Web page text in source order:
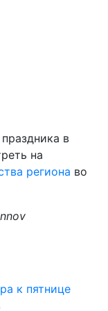
в
на
региона во